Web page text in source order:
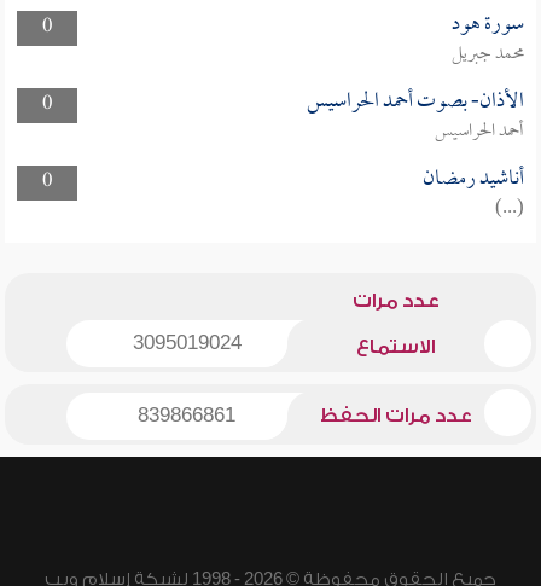
0
سورة هود
محمد جبريل
0
الأذان- بصوت أحمد الحراسيس
أحمد الحراسيس
0
أناشيد رمضان
(...)
عدد مرات
الاستماع 3095019024
عدد مرات الحفظ 839866861
جميع الحقوق محفوظة © 2026 - 1998 لشبكة إسلام ويب